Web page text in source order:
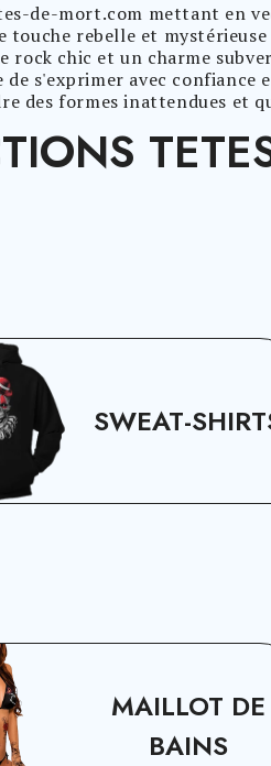
de-mort.com mettant en
rebelle et
rock chic et un charme
s'exprimer avec
des formes inattendues et
SWEAT-
MAILLOT DE
BAINS